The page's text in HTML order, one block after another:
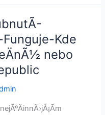
Kde
nebo